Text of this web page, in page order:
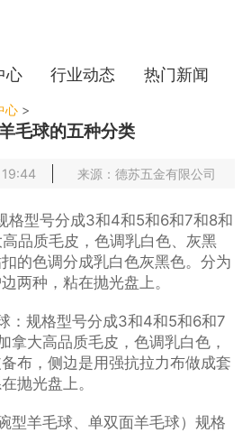
心 行业动态 热门新闻
心 >
毛球的五种分类
来源：德苏五金有限公司
格型号分成3和4和5和6和7和8和
品质毛皮，色调乳白色、灰黑
的色调分成乳白色灰黑色。分为
两种，粘在抛光盘上。
：规格型号分成3和4和5和6和7
拿大高品质毛皮，色调乳白色，
布，侧边是用强抗拉力布做成套
抛光盘上。
型羊毛球、单双面羊毛球）规格